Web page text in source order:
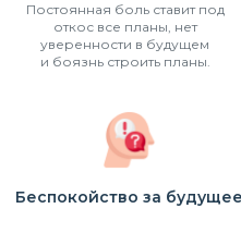
Постоянная боль ставит под
откос все планы, нет
уверенности в будущем
и боязнь строить планы.
Беспокойство за будущее